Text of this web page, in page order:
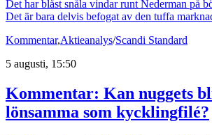
Det har blåst snåla vindar runt Nederman på
Det är bara delvis befogat av den tuffa
Kommentar,Aktieanalys/Scandi Standard
5 augusti, 15:50
Kommentar: Kan nuggets
lönsamma som kycklingfilé?